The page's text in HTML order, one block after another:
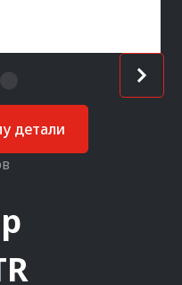
детали